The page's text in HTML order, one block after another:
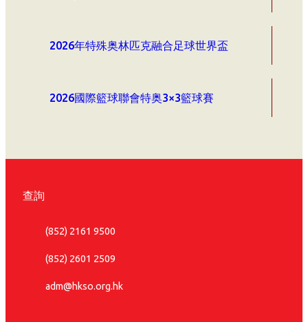
2026年特殊奥林匹克融合足球世界盃
2026國際籃球聯會特奥3×3籃球賽
查詢
(852) 2161 9500
(852) 2601 2509
adm@hkso.org.hk